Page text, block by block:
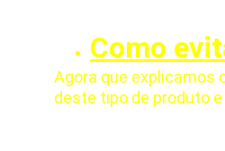
Como
Agora que explicamos
deste tipo de produto